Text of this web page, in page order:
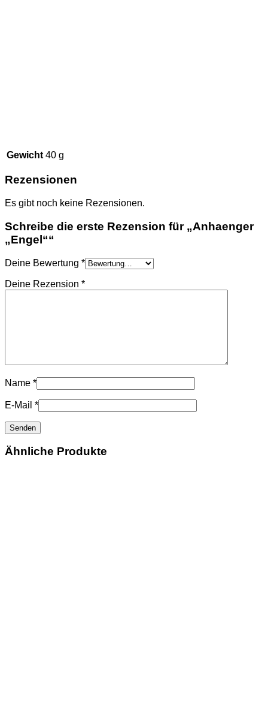
Gewicht 40 g
Rezensionen
Es gibt noch keine Rezensionen.
Schreibe die erste Rezension für „Anhaenger
„Engel““
Deine Bewertung *
Deine Rezension *
Name *
E-Mail *
Ähnliche Produkte